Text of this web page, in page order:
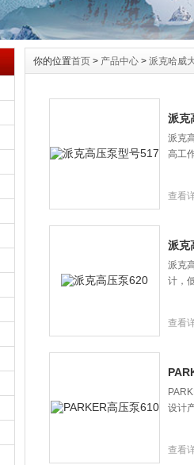
你的位置首页 > 产品中心 > 派克哈威
派克
派克
高工
查看
派克
派克
计，
查看
设计
查看